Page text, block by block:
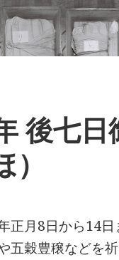
後七
正月8日から14
五穀豊穣などを